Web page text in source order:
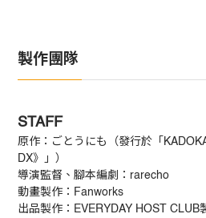
製作團隊
STAFF
原作：ごとうにも（發行於「
DX》」）
導演監督、腳本編劇：rarecho
動畫製作：Fanworks
出品製作：EVERYDAY HOST CLUB